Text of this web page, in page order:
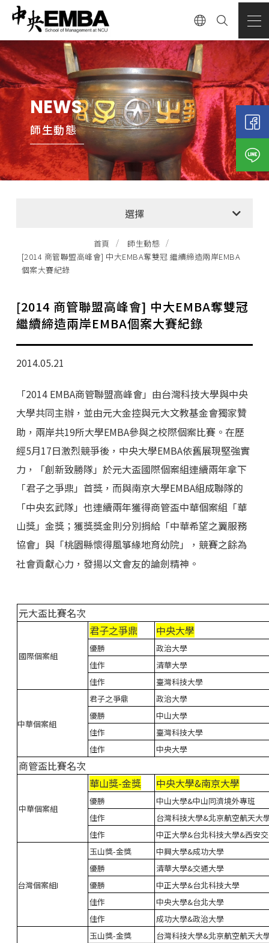
NEWS
師生動態
選擇
全部消息
EMBA招生公告
行政公告
師生動態
首頁
師生動態
[2014 商管聯盟高峰會] 中大EMBA奪雙冠 繼續締造兩岸EMBA
個案大賽紀錄
[2014 商管聯盟高峰會] 中大EMBA奪雙冠
繼續締造兩岸EMBA個案大賽紀錄
2014.05.21
「2014 EMBA商管聯盟高峰會」由台灣科技大學與中央
大學共同主辦，並由元大金控與元大文教基金會獨家贊
助，兩岸共19所大學EMBA參與之校際個案比賽。在歷
經5月17日激烈競爭後，中央大學EMBA依舊展現堅強實
力，「創新致勝隊」於元大盃國際個案組連續兩年拿下
「君子之爭鼎」首獎，而與南京大學EMBA組成聯隊的
「中央玄武隊」也連續兩年獲得商管盃中華個案組「華
山獎」金獎；獲獎獎金則分別捐給「中華希望之翼服務
協會」與「桃園縣懷得風箏緣地育幼院」，競賽之餘為
社會貢獻心力，發揚以文會友的論劍精神。
元大盃比賽名次
國際個案組
君子之爭鼎 中央大學
優勝
政治大學
佳作
清華大學
佳作
臺灣科技大學
中華個案組
君子之爭鼎
政治大學
優勝
中山大學
佳作
臺灣科技大學
佳作
中央大學
商管盃比賽名次
中華個案組
華山獎-金獎 中央大學&南京大學
優勝
中山大學&中山同濟境外專班
佳作
台灣科技大學&北京航空航天大
佳作
中正大學&台北科技大學&西安
台灣個案組I
玉山獎-金獎
中興大學&成功大學
優勝
清華大學&交通大學
優勝
中正大學&台北科技大學
佳作
中央大學&台北大學
佳作
成功大學&政治大學
玉山獎-金獎
台灣科技大學&北京航空航天大